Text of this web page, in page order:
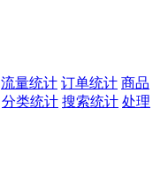
流量统计 订单统计 商品
分类统计 搜索统计 处理